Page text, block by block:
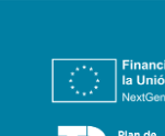
pueden